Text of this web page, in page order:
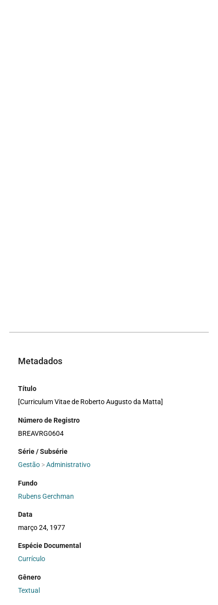
Metadados
Título
[Curriculum Vitae de Roberto Augusto da Matta]
Número de Registro
BREAVRG0604
Série / Subsérie
Gestão >Administrativo
Fundo
Rubens Gerchman
Data
março 24, 1977
Espécie Documental
Currículo
Gênero
Textual